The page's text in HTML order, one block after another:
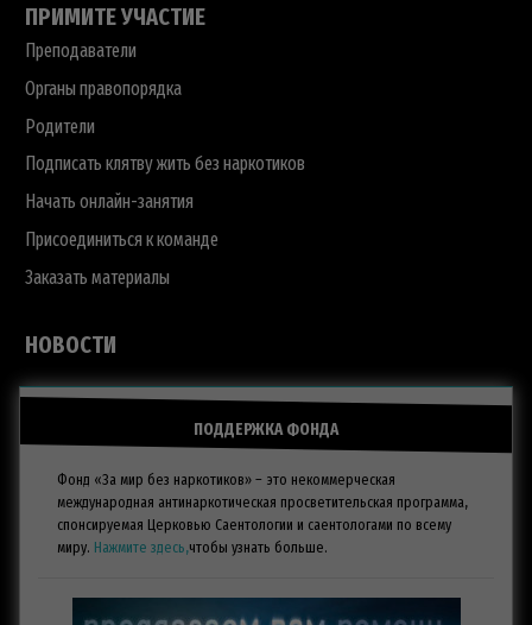
ПРИМИТЕ УЧАСТИЕ
Преподаватели
Органы правопорядка
Родители
Подписать клятву жить без наркотиков
Начать онлайн-занятия
Присоединиться к команде
Заказать материалы
НОВОСТИ
ПОДДЕРЖКА ФОНДА
Фонд «За мир без наркотиков» – это некоммерческая
международная антинаркотическая просветительская программа,
спонсируемая Церковью Саентологии и саентологами по всему
миру. Нажмите здесь,чтобы узнать больше.